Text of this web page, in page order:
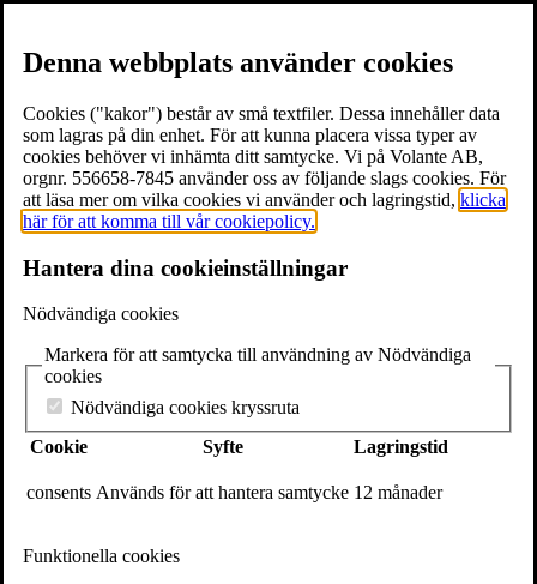
≡ Meny
Böcker
Föreläsare
Volantebloggen
Pressrum
Om Volante
Kontakt
Webshop
SE-111 27 Stockholm
Denna webbplats använder cookies
Cookies ("kakor") består av små textfiler. Dessa innehåller data
som lagras på din enhet. För att kunna placera vissa typer av
cookies behöver vi inhämta ditt samtycke. Vi på Volante AB,
orgnr. 556658-7845 använder oss av följande slags cookies. För
att läsa mer om vilka cookies vi använder och lagringstid, klicka
här för att komma till vår cookiepolicy.
Hantera dina cookieinställningar
Nödvändiga cookies
Markera för att samtycka till användning av Nödvändiga
cookies
Nödvändiga cookies kryssruta
Cookie
Syfte Lagringstid
consents Används för att hantera samtycke 12 månader
Funktionella cookies